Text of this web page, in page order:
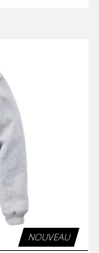
NOUVEAU